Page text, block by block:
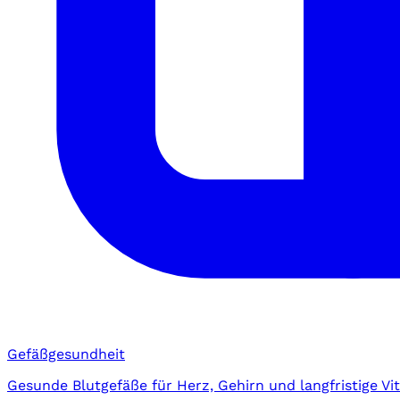
Gefäßgesundheit
Gesunde Blutgefäße für Herz, Gehirn und langfristige